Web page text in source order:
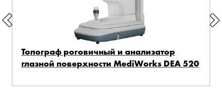
Топограф роговичный и анализатор
глазной поверхности MediWorks DEA 520